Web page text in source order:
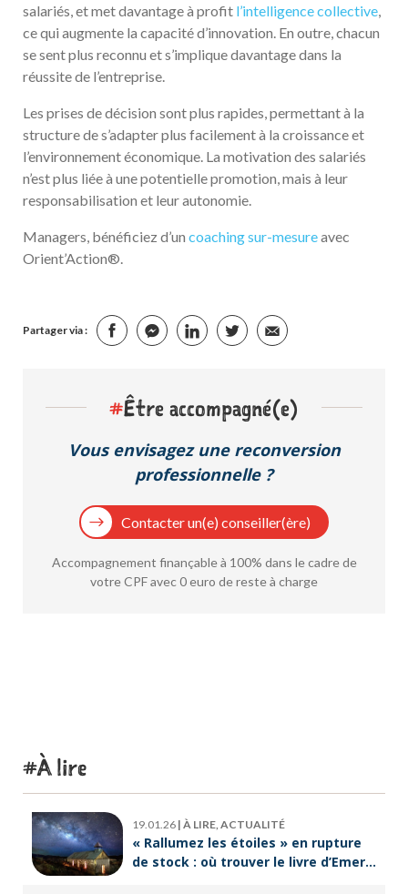
salariés, et met davantage à profit l’intelligence collective
ce qui augmente la capacité d’innovation. En outre, chacun
se sent plus reconnu et s’implique davantage dans la
réussite de l’entreprise.
Les prises de décision sont plus rapides, permettant à la
structure de s’adapter plus facilement à la croissance et
l’environnement économique. La motivation des salariés
n’est plus liée à une potentielle promotion, mais à leur
responsabilisation et leur autonomie.
Managers, bénéficiez d’un coaching sur-mesureavec
Orient’Action®.
Partager via :
#Être accompagné(e)
Vous envisagez une reconversion
professionnelle ?
Contacter un(e) conseiller(ère)
Accompagnement finançable à 100% dans le cadre de
votre CPF avec 0 euro de reste à charge
À lire
19.01.26 | À LIRE, ACTUALITÉ
« Rallumez les étoiles » en rupture
de stock : où trouver le livre d’Emeric